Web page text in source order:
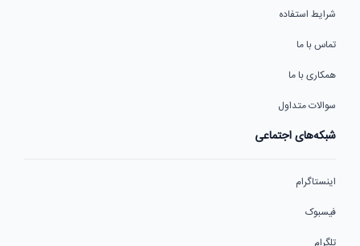
شرایط استفاده
تماس با ما
همکاری با ما
سوالات متداول
شبکه‌های اجتماعی
اینستاگرام
فیسبوک
تلگرام